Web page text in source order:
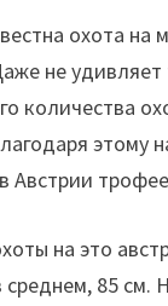
охота на
не
количества
этому
на это
85 см.